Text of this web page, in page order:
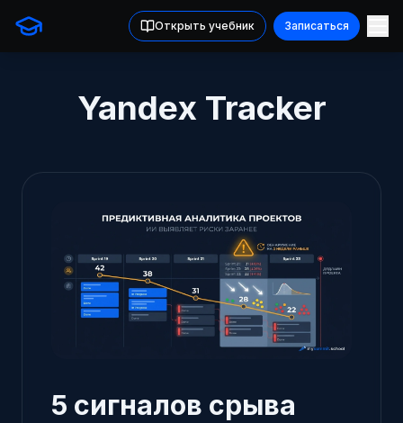
Открыть учебник Записаться
Yandex Tracker
5 сигналов срыва